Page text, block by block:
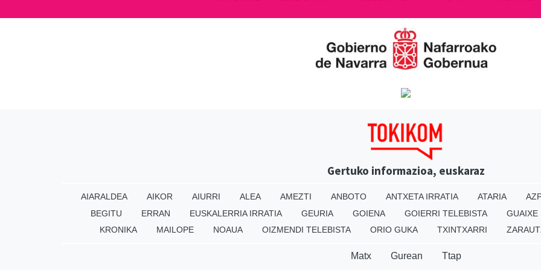
Gertuko informazioa, euskaraz
AIARALDEA AIKOR AIURRI ALEA AMEZTI ANBOTO ANTXETA IRRATIA ATARIA
BEGITU
ERRAN EUSKALERRIA IRRATIA GEURIA GOIENA GOIERRI TELEBISTA
GUAIXE
KRONIKA
MAILOPE NOAUA OIZMENDI TELEBISTA ORIO GUKA TXINTXARRI
Matx Gurean Ttap